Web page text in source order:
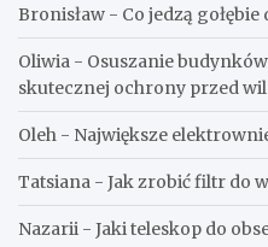
Bronisław - Co jedzą gołębie
Oliwia - Osuszanie
skutecznej ochrony przed
Oleh - Największe
Tatsiana - Jak zrobić filtr do
Nazarii - Jaki teleskop do